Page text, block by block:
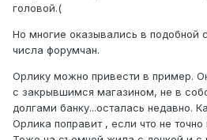
головой.(
Но многие оказывались в подобной
числа форумчан.
Орлику можно привести в пример.
с закрывшимся магазином, не в
долгами банку...осталась недавно.
Орлика поправит , если что не